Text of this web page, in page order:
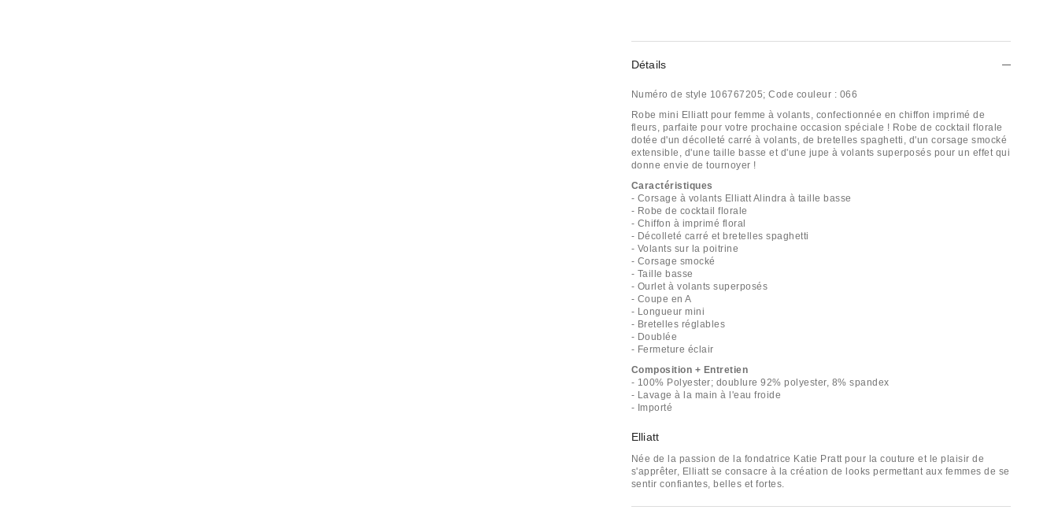
Détails
Numéro de style 106767205; Code couleur : 066
Robe mini Elliatt pour femme à volants, confectionnée en chiffon imprimé de
fleurs, parfaite pour votre prochaine occasion spéciale ! Robe de cocktail florale
dotée d'un décolleté carré à volants, de bretelles spaghetti, d'un corsage smocké
extensible, d'une taille basse et d'une jupe à volants superposés pour un effet qui
donne envie de tournoyer !
Caractéristiques
- Corsage à volants Elliatt Alindra à taille basse
- Robe de cocktail florale
- Chiffon à imprimé floral
- Décolleté carré et bretelles spaghetti
- Volants sur la poitrine
- Corsage smocké
- Taille basse
- Ourlet à volants superposés
- Coupe en A
- Longueur mini
- Bretelles réglables
- Doublée
- Fermeture éclair
Composition + Entretien
- 100% Polyester; doublure 92% polyester, 8% spandex
- Lavage à la main à l'eau froide
- Importé
Elliatt
Née de la passion de la fondatrice Katie Pratt pour la couture et le plaisir de
s'apprêter, Elliatt se consacre à la création de looks permettant aux femmes de se
sentir confiantes, belles et fortes.